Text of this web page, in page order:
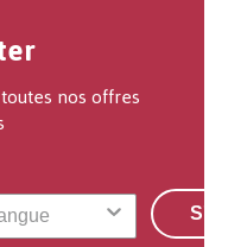
nos offres